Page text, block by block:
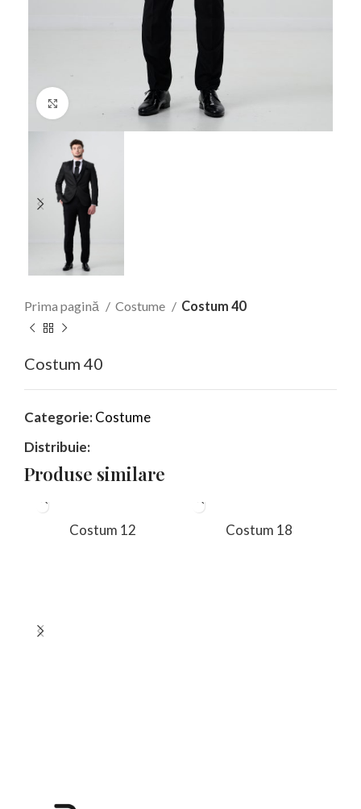
Faceți click pentru a mări
Prima pagină Costume Costum 40
Costum 40
Categorie:Costume
Distribuie:
Produse similare
Costum 12 Costum 18